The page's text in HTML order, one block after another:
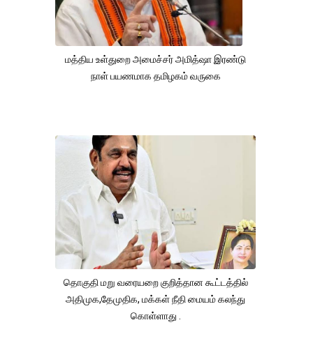
மத்திய உள்துறை அமைச்சர் அமித்ஷா இரண்டு
நாள் பயணமாக தமிழகம் வருகை
தொகுதி மறு வரையறை குறித்தான கூட்டத்தில்
அதிமுக,தேமுதிக, மக்கள் நீதி மையம் கலந்து
கொள்ளாது .